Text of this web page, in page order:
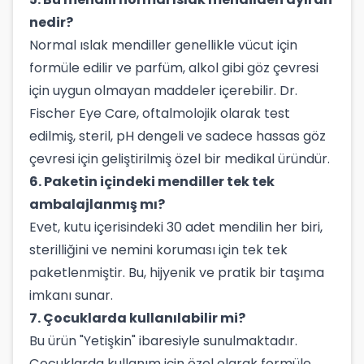
nedir?
Normal ıslak mendiller genellikle vücut için
formüle edilir ve parfüm, alkol gibi göz çevresi
için uygun olmayan maddeler içerebilir. Dr.
Fischer Eye Care, oftalmolojik olarak test
edilmiş, steril, pH dengeli ve sadece hassas göz
çevresi için geliştirilmiş özel bir medikal üründür.
6. Paketin içindeki mendiller tek tek
ambalajlanmış mı?
Evet, kutu içerisindeki 30 adet mendilin her biri,
sterilliğini ve nemini koruması için tek tek
paketlenmiştir. Bu, hijyenik ve pratik bir taşıma
imkanı sunar.
7. Çocuklarda kullanılabilir mi?
Bu ürün "Yetişkin" ibaresiyle sunulmaktadır.